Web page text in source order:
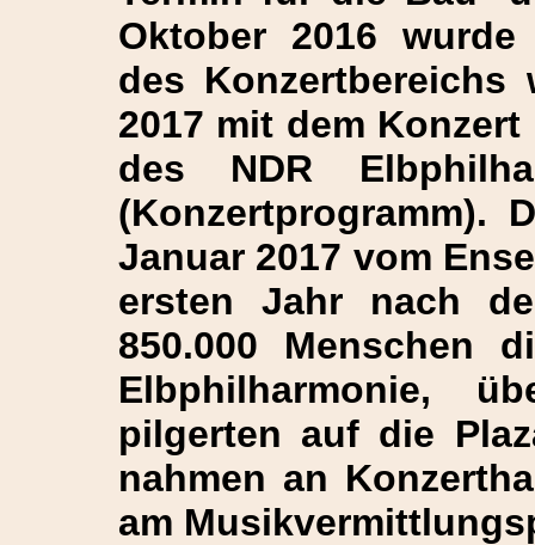
Oktober 2016
des Konzertbereichs
2017 mit dem
des NDR
(Konzertprogramm).
Januar 2017 vom
ersten Jahr nach
850.000 Menschen
Elbphilharmonie,
pilgerten auf die
nahmen an
am